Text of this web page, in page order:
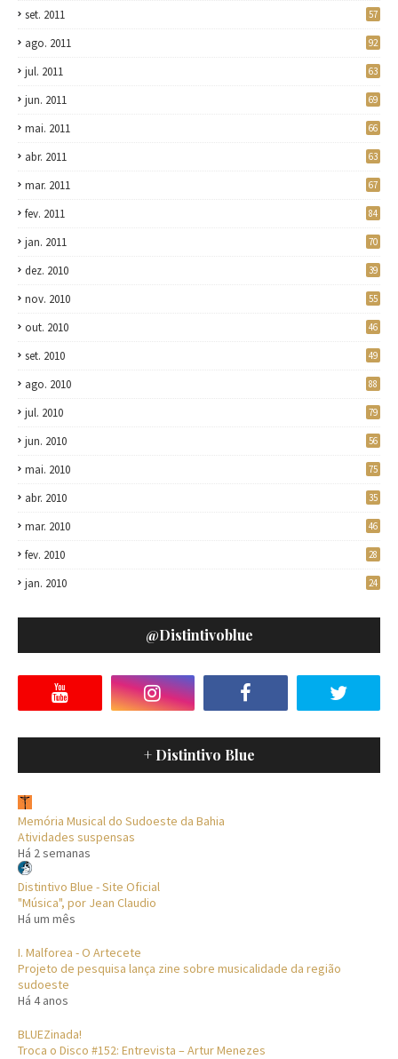
set. 2011 57
ago. 2011 92
jul. 2011 63
jun. 2011 69
mai. 2011 66
abr. 2011 63
mar. 2011 67
fev. 2011 84
jan. 2011 70
dez. 2010 39
nov. 2010 55
out. 2010 46
set. 2010 49
ago. 2010 88
jul. 2010 79
jun. 2010 56
mai. 2010 75
abr. 2010 35
mar. 2010 46
fev. 2010 28
jan. 2010 24
@distintivoblue
+ Distintivo Blue
Memória Musical do Sudoeste da Bahia
Atividades suspensas
Há 2 semanas
Distintivo Blue - Site Oficial
"Música", por Jean Claudio
Há um mês
I. Malforea - O Artecete
Projeto de pesquisa lança zine sobre musicalidade da região
sudoeste
Há 4 anos
BLUEZinada!
Troca o Disco #152: Entrevista – Artur Menezes